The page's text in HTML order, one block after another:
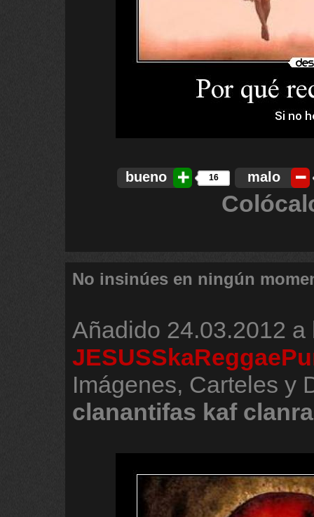
bueno 16 malo
No insinúes en ningún
Añadido 24.03.2012 a
Imágenes, Carteles y
clanantifas kaf